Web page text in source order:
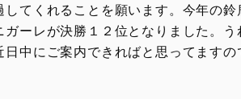
してくれることを願います。今年の
ガーレが決勝１２位となりました。
日中にご案内できればと思ってます